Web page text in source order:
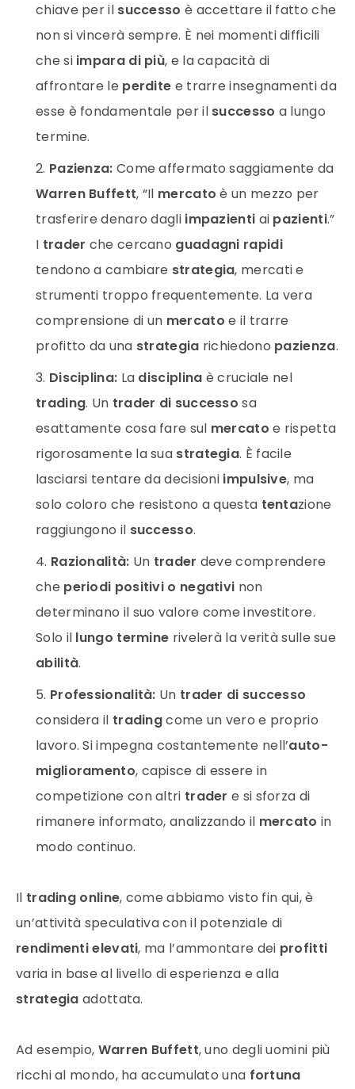
chiave per il successo è accettare il fatto che
non si vincerà sempre. È nei momenti difficili
che si impara di più, e la capacità di
affrontare le perdite e trarre insegnamenti da
esse è fondamentale per il successo a lungo
termine.
Pazienza: Come affermato saggiamente da
Warren Buffett, “Il mercato è un mezzo per
trasferire denaro dagli impazienti ai pazienti.”
I trader che cercano guadagni rapidi
tendono a cambiare strategia, mercati e
strumenti troppo frequentemente. La vera
comprensione di un mercato e il trarre
profitto da una strategia richiedono pazienza.
Disciplina: La disciplina è cruciale nel
trading. Un trader di successo sa
esattamente cosa fare sul mercato e rispetta
rigorosamente la sua strategia. È facile
lasciarsi tentare da decisioni impulsive, ma
solo coloro che resistono a questa tentazione
raggiungono il successo.
Razionalità: Un trader deve comprendere
che periodi positivi o negativi non
determinano il suo valore come investitore.
Solo il lungo termine rivelerà la verità sulle sue
abilità.
Professionalità: Un trader di successo
considera il tradingcome un vero e proprio
lavoro. Si impegna costantemente nell’auto-
miglioramento, capisce di essere in
competizione con altri trader e si sforza di
rimanere informato, analizzando il mercato in
modo continuo.
Il trading online, come abbiamo visto fin qui, è
un’attività speculativa con il potenziale di
rendimenti elevati, ma l’ammontare dei profitti
varia in base al livello di esperienza e alla
strategia adottata.
Ad esempio, Warren Buffett, uno degli uomini più
ricchi al mondo, ha accumulato una fortuna